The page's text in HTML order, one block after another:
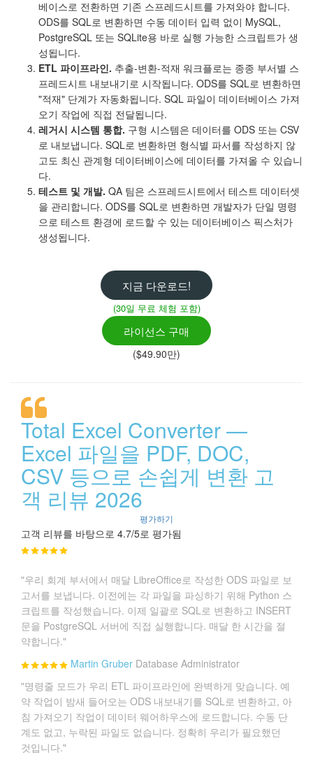
베이스로 전환하면 기존 스프레드시트를 가져와야 합니다.
ODS를 SQL로 변환하면 수동 데이터 입력 없이 MySQL,
PostgreSQL 또는 SQLite용 바로 실행 가능한 스크립트가 생
성됩니다.
ETL 파이프라인. 추출-변환-적재 워크플로는 종종 부서별 스
프레드시트 내보내기로 시작됩니다. ODS를 SQL로 변환하면
"적재" 단계가 자동화됩니다. SQL 파일이 데이터베이스 가져
오기 작업에 직접 전달됩니다.
레거시 시스템 통합. 구형 시스템은 데이터를 ODS 또는 CSV
로 내보냅니다. SQL로 변환하면 형식별 파서를 작성하지 않
고도 최신 관계형 데이터베이스에 데이터를 가져올 수 있습니
다.
테스트 및 개발. QA 팀은 스프레드시트에서 테스트 데이터셋
을 관리합니다. ODS를 SQL로 변환하면 개발자가 단일 명령
으로 테스트 환경에 로드할 수 있는 데이터베이스 픽스처가
생성됩니다.
지금 다운로드!
(30일 무료 체험 포함)
라이선스 구매
($49.90만)
Total Excel Converter —
Excel 파일을 PDF, DOC,
CSV 등으로 손쉽게 변환 고
객 리뷰 2026
평가하기
고객 리뷰를 바탕으로 4.7/5로 평가됨
"우리 회계 부서에서 매달 LibreOffice로 작성한 ODS 파일로 보
고서를 보냅니다. 이전에는 각 파일을 파싱하기 위해 Python 스
크립트를 작성했습니다. 이제 일괄로 SQL로 변환하고 INSERT
문을 PostgreSQL 서버에 직접 실행합니다. 매달 한 시간을 절
약합니다."
Martin Gruber Database Administrator
"명령줄 모드가 우리 ETL 파이프라인에 완벽하게 맞습니다. 예
약 작업이 밤새 들어오는 ODS 내보내기를 SQL로 변환하고, 아
침 가져오기 작업이 데이터 웨어하우스에 로드합니다. 수동 단
계도 없고, 누락된 파일도 없습니다. 정확히 우리가 필요했던
것입니다."